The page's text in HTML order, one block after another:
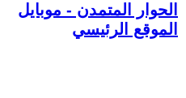
الحوار المتمدن - موبايل
الموقع الرئيسي